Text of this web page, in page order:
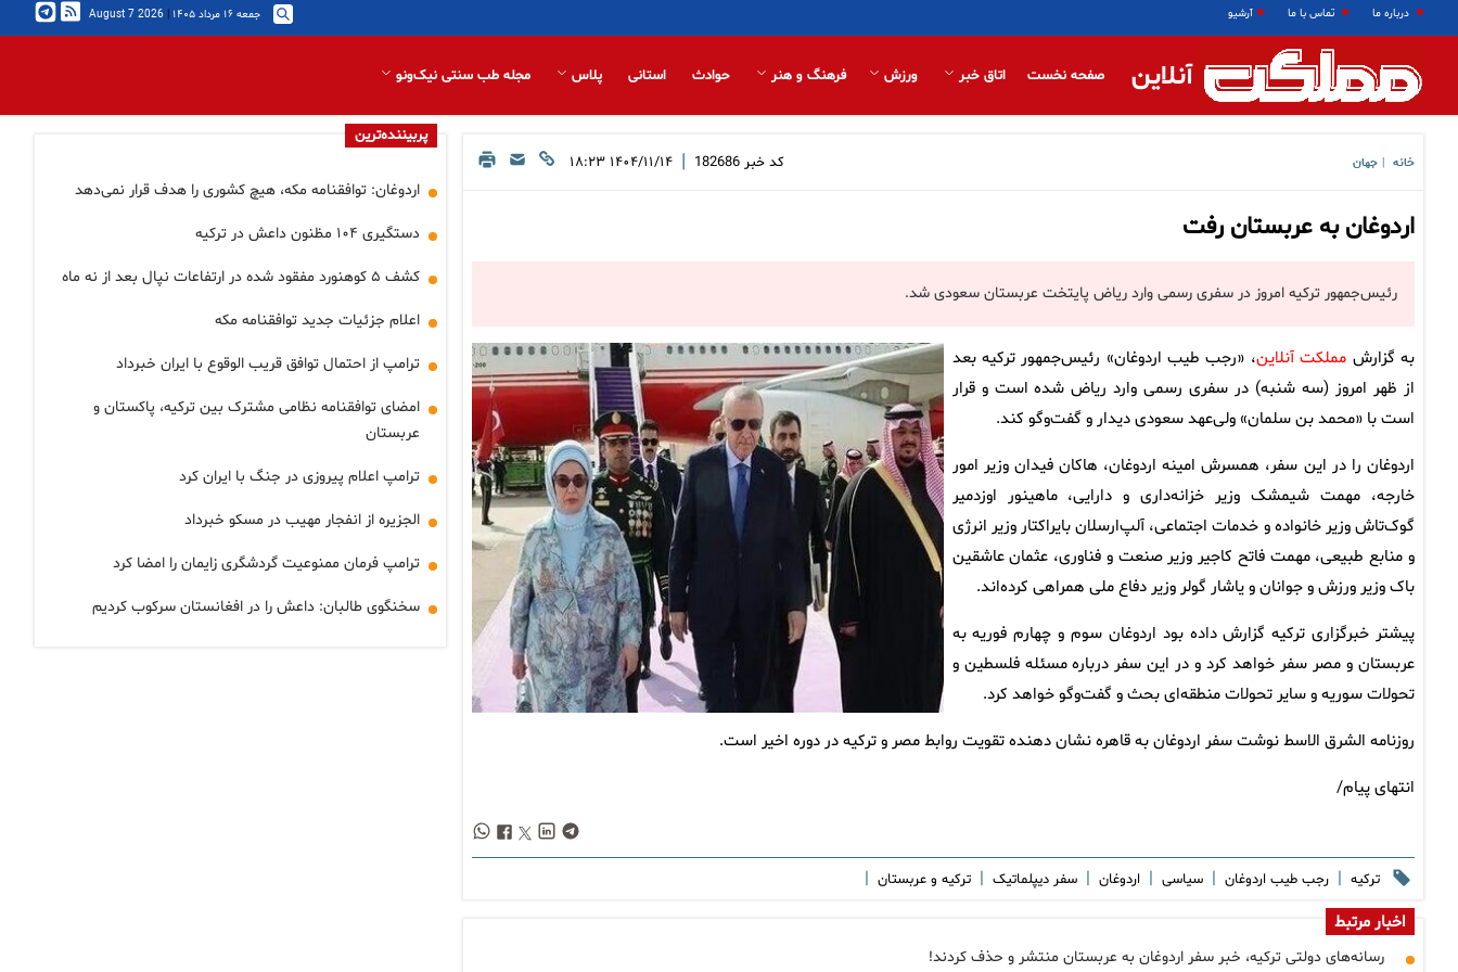
درباره ما تماس با ما آرشیو جمعه ۱۶ مرداد ۱۴۰۵ |
2026 August 7
آنلاین صفحه نخست اتاق خبر ورزش فرهنگ و هنر حوادث استانی پلاس مجله طب سنتی نیک‌ونو
خانه جهان کد خبر 182686
| ۱۴۰۴/۱۱/۱۴ ۱۸:۲۳
اردوغان به عربستان رفت
رئیس‌جمهور ترکیه امروز در سفری رسمی وارد ریاض پایتخت عربستان سعودی شد.
به گزارش مملکت آنلاین، «رجب طیب اردوغان» رئیس‌جمهور ترکیه بعد
از ظهر امروز (سه شنبه) در سفری رسمی وارد ریاض شده است و قرار
است با «محمد بن سلمان» ولی‌عهد سعودی دیدار و گفت‌وگو کند.
اردوغان را در این سفر، همسرش امینه اردوغان، هاکان فیدان وزیر امور
خارجه، مهمت شیمشک وزیر خزانه‌داری و دارایی، ماهینور اوزدمیر
گوک‌تاش وزیر خانواده و خدمات اجتماعی، آلپ‌ارسلان بایراکتار وزیر انرژی
و منابع طبیعی، مهمت فاتح کاجیر وزیر صنعت و فناوری، عثمان عاشقین
باک وزیر ورزش و جوانان و یاشار گولر وزیر دفاع ملی همراهی کرده‌اند.
پیشتر خبرگزاری ترکیه گزارش داده بود اردوغان سوم و چهارم فوریه به
عربستان و مصر سفر خواهد کرد و در این سفر درباره مسئله فلسطین و
تحولات سوریه و سایر تحولات منطقه‌ای بحث و گفت‌وگو خواهد کرد.
روزنامه الشرق الاسط نوشت سفر اردوغان به قاهره نشان دهنده تقویت روابط مصر و ترکیه در دوره اخیر است.
انتهای پیام/
ترکیه | رجب طیب اردوغان | سیاسی | اردوغان | سفر دیپلماتیک | ترکیه و عربستان |
اخبار مرتبط
رسانه‌های دولتی ترکیه، خبر سفر اردوغان به عربستان منتشر و حذف کردند!
پربیننده‌ترین
اردوغان: توافقنامه مکه، هیچ کشوری را هدف قرار نمی‌دهد
دستگیری ۱۰۴ مظنون داعش در ترکیه
کشف ۵ کوهنورد مفقود شده در ارتفاعات نپال بعد از نه ماه
اعلام جزئیات جدید توافقنامه مکه
ترامپ از احتمال توافق قریب الوقوع با ایران خبرداد
امضای توافقنامه نظامی مشترک بین ترکیه، پاکستان و
عربستان
ترامپ اعلام پیروزی در جنگ با ایران کرد
الجزیره از انفجار مهیب در مسکو خبرداد
ترامپ فرمان ممنوعیت گردشگری زایمان را امضا کرد
سخنگوی طالبان: داعش را در افغانستان سرکوب کردیم